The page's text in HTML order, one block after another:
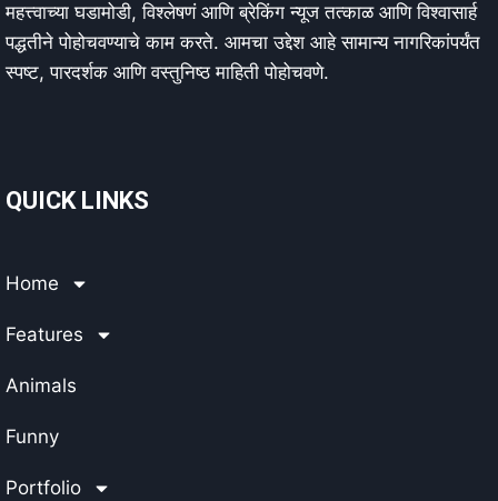
महत्त्वाच्या घडामोडी, विश्लेषणं आणि ब्रेकिंग न्यूज तत्काळ आणि विश्वासार्ह
पद्धतीने पोहोचवण्याचे काम करते. आमचा उद्देश आहे सामान्य नागरिकांपर्यंत
स्पष्ट, पारदर्शक आणि वस्तुनिष्ठ माहिती पोहोचवणे.
QUICK LINKS
Home
Features
Animals
Funny
Portfolio